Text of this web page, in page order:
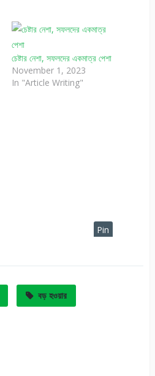
চেষ্টার নেশা, সফলদের একমাত্র পেশা
November 1, 2023
In "Article Writing"
Pin
বড় হওয়ার